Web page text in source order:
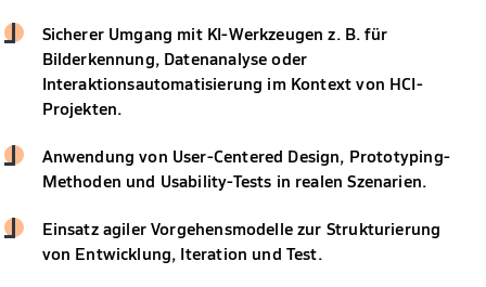
Sicherer Umgang mit KI-Werkzeugen z. B. für
Bilderkennung, Datenanalyse oder
Interaktionsautomatisierung im Kontext von HCI-
Projekten.
Anwendung von User-Centered Design, Prototyping-
Methoden und Usability-Tests in realen Szenarien.
Einsatz agiler Vorgehensmodelle zur Strukturierung
von Entwicklung, Iteration und Test.